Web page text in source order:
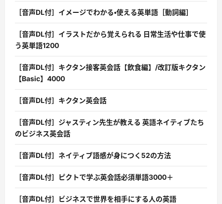
［音声DL付］イメージでわかる・使える英単語［動詞編］
［音声DL付］イラストだから覚えられる 日常生活や仕事で使
う英単語1200
［音声DL付］キクタン接客英会話【飲食編】/改訂版キクタン
【Basic】4000
［音声DL付］キクタン英会話
［音声DL付］ジャスティン先生が教える 英語ネイティブたち
のビジネス英会話
［音声DL付］ネイティブ語感が身につく52の方法
［音声DL付］ピクトで学ぶ英会話必須単語3000＋
［音声DL付］ビジネスで世界を相手にする人の英語